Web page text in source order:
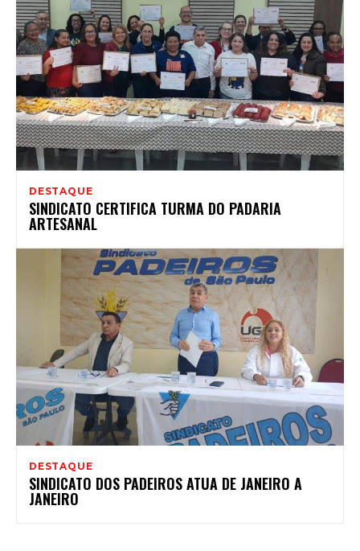
DESTAQUE
SINDICATO CERTIFICA TURMA DO PADARIA
ARTESANAL
DESTAQUE
SINDICATO DOS PADEIROS ATUA DE JANEIRO A
JANEIRO